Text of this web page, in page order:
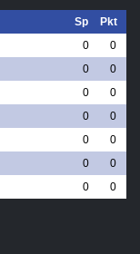
Sp
Pkt
0
0
0
0
0
0
0
0
0
0
0
0
0 0